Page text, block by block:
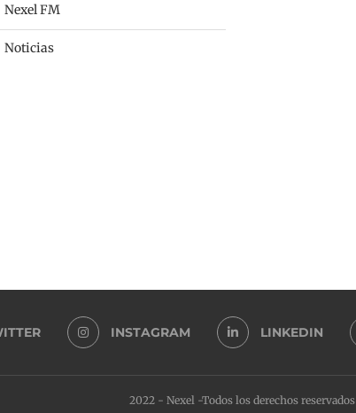
Nexel FM
Noticias
INSTAGRAM LINKEDIN
2022 - Nexel -Todos los derechos reservados